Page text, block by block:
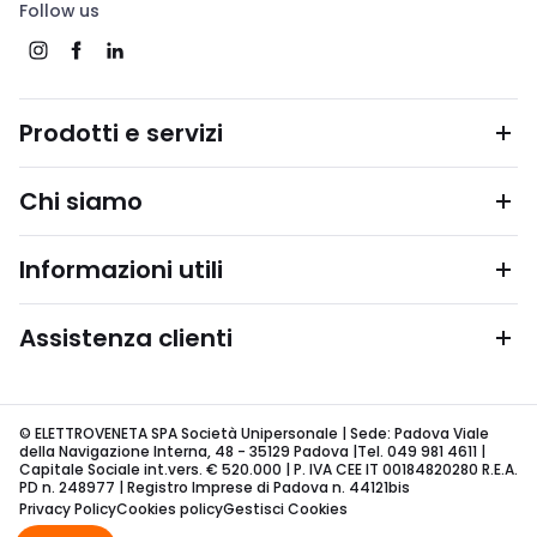
Follow us
Prodotti e servizi
Chi siamo
Informazioni utili
Assistenza clienti
© ELETTROVENETA SPA Società Unipersonale | Sede: Padova Viale
della Navigazione Interna, 48 - 35129 Padova |Tel. 049 981 4611 |
Capitale Sociale int.vers. € 520.000 | P. IVA CEE IT 00184820280 R.E.A.
PD n. 248977 | Registro Imprese di Padova n. 44121bis
Privacy PolicyCookies policyGestisci Cookies